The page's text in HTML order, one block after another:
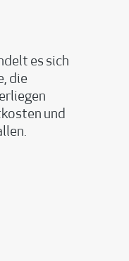
es sich
die
und